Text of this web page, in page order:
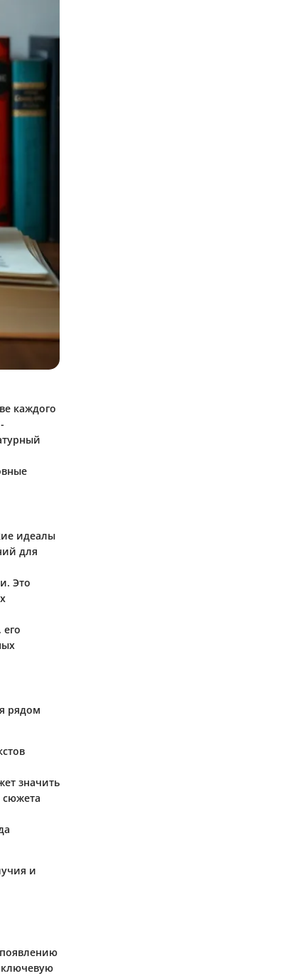
каждого
идеалы
для
Это
рядом
значить
и
ключевую